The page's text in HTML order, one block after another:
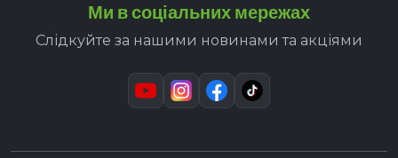
Ми в соціальних мережах
Слідкуйте за нашими новинами та акціями